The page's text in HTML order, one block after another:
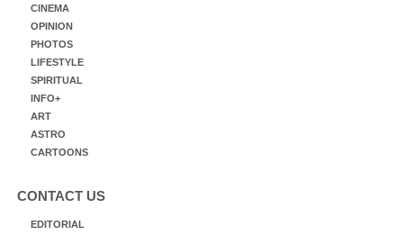
CINEMA
OPINION
PHOTOS
LIFESTYLE
SPIRITUAL
INFO+
ART
ASTRO
CARTOONS
CONTACT US
EDITORIAL